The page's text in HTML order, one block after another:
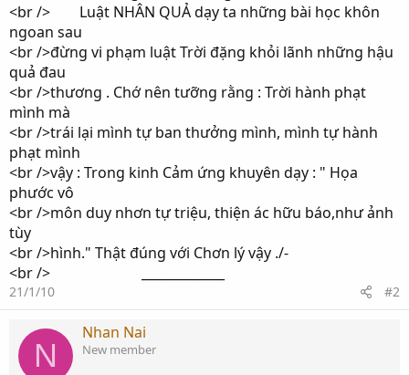
<br /> Luật NHÂN QUẢ dạy ta những bài học khôn
ngoan sau
<br />đừng vi phạm luật Trời đặng khỏi lãnh những hậu
quả đau
<br />thương . Chớ nên tưỡng rằng : Trời hành phạt
mình mà
<br />trái lại mình tự ban thưởng mình, mình tự hành
phạt mình
<br />vậy : Trong kinh Cảm ứng khuyên dạy : " Họa
phước vô
<br />môn duy nhơn tự triệu, thiện ác hữu báo,như ảnh
tùy
<br />hình." Thật đúng với Chơn lý vậy ./-
<br /> _____________
21/1/10 #2
N
Nhan Nai
New member